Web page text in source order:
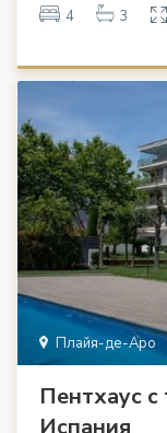
4 3
Плайя-де-Аро
Пентхаус
Испания